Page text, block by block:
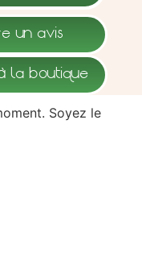
un avis
la boutique
Soyez le